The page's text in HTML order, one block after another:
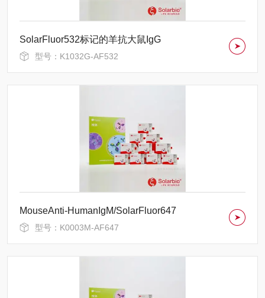
SolarFluor532标记的羊抗大鼠IgG
型号：K1032G-AF532
MouseAnti-HumanIgM/SolarFluor647
型号：K0003M-AF647